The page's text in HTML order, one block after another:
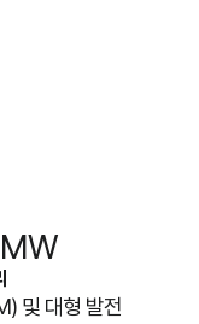
MW
및 대형 발전